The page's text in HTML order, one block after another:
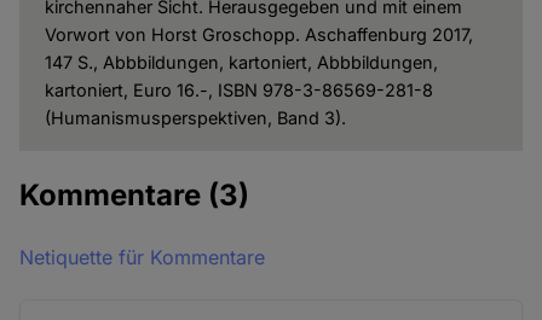
kirchennaher Sicht. Herausgegeben und mit einem
Vorwort von Horst Groschopp. Aschaffenburg 2017,
147 S., Abbbildungen, kartoniert, Abbbildungen,
kartoniert, Euro 16.-, ISBN 978-3-86569-281-8
(Humanismusperspektiven, Band 3).
Kommentare (3)
Netiquette für Kommentare